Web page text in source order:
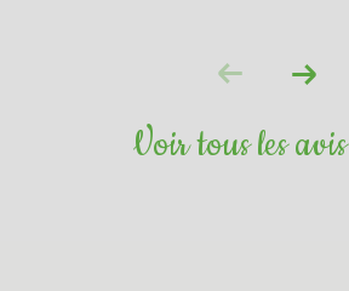
Voir tous les avis